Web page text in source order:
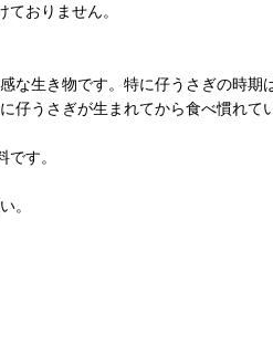
おりません。
な生き物です。特に仔うさぎの時期
仔うさぎが生まれてから食べ慣れて
す。
。